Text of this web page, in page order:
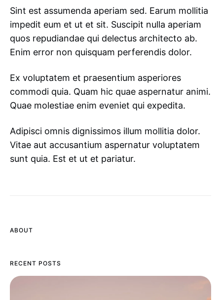
Sint est assumenda aperiam sed. Earum mollitia
impedit eum et ut et sit. Suscipit nulla aperiam
quos repudiandae qui delectus architecto ab.
Enim error non quisquam perferendis dolor.
Ex voluptatem et praesentium asperiores
commodi quia. Quam hic quae aspernatur animi.
Quae molestiae enim eveniet qui expedita.
Adipisci omnis dignissimos illum mollitia dolor.
Vitae aut accusantium aspernatur voluptatem
sunt quia. Est et ut et pariatur.
ABOUT
RECENT POSTS